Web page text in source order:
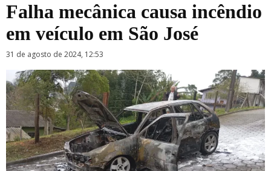
Falha mecânica causa incêndio
em veículo em São José
31 de agosto de 2024, 12:53